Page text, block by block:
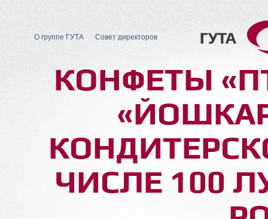
О группе ГУТА Совет директоров
КОНФЕТЫ
ЧИСЛЕ 100